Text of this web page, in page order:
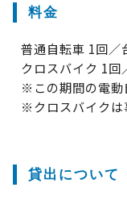
料金
普通自転車 1回
クロスバイク 1
※この期間の電動
※クロスバイクは
貸出について